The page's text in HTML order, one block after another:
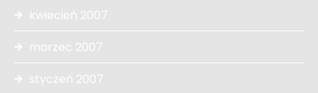
kwiecień 2007
marzec 2007
styczeń 2007